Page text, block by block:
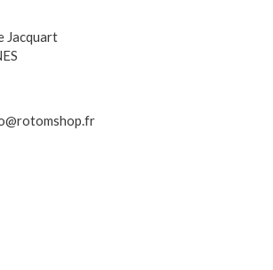
Jacquart